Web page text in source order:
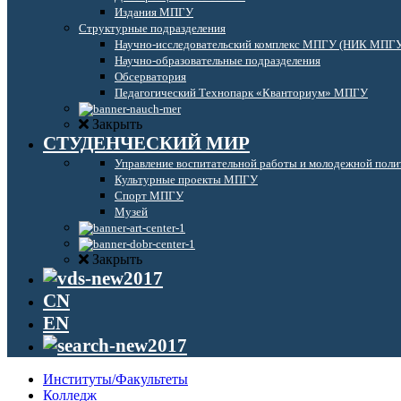
Издания МПГУ
Структурные подразделения
Научно-исследовательский комплекс МПГУ (НИК
Научно-образовательные подразделения
Обсерватория
Педагогический Технопарк «Кванториум» МПГУ
Закрыть
СТУДЕНЧЕСКИЙ МИР
Управление воспитательной работы и молодежной
Культурные проекты МПГУ
Спорт МПГУ
Музей
Закрыть
CN
EN
Институты/Факультеты
Колледж